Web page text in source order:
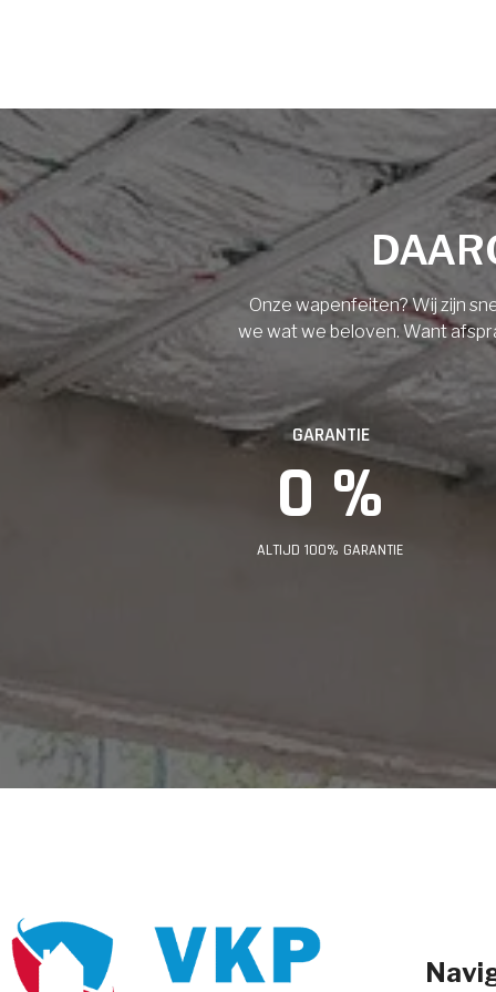
Dakisolatie
Gevelisolatie
Vorige Volgende
E-mail
Telefoonnummer
Onze wapenfeiten? Wij zijn
we wat we beloven. Want
GARANTIE
0 %
ALTIJD 100% GARANTIE